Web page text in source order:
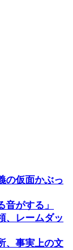
の仮面かぶっ
がする」
、レームダッ
、事実上の文